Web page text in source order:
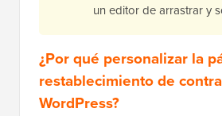
un editor de arrastrar y
¿Por qué personalizar la
restablecimiento de
WordPress?